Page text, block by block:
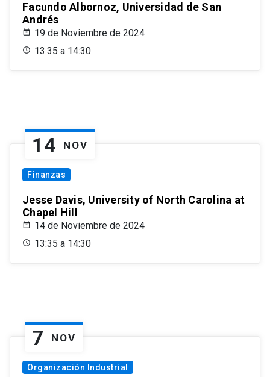
Facundo Albornoz, Universidad de San
Andrés
19 de Noviembre de 2024
13:35 a 14:30
14 NOV
Finanzas
Jesse Davis, University of North Carolina at
Chapel Hill
14 de Noviembre de 2024
13:35 a 14:30
7 NOV
Organización Industrial